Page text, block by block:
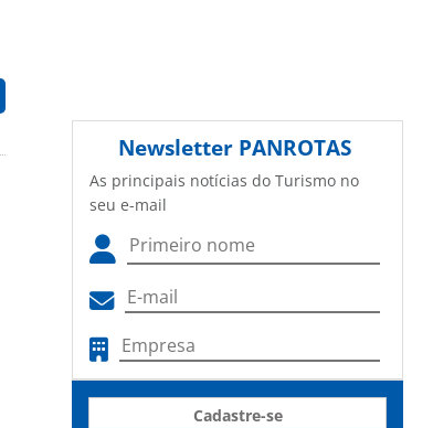
Newsletter PANROTAS
As principais notícias do Turismo no
seu e-mail
Cadastre-se